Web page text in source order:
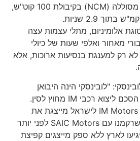
מאחור), הניזונים מסוללה (NCM) בקיבולת 100 קוט"ש,
אלומיניום, מתלי עצמות עצה
מאחור ואלפי שעות של כיולי
רק למענגת בנסיעות ארוכות, אלא
"לובינסקי הינה היבואן
הראשון בעולם שחותם הסכם ליצוא רכבי IM מחוץ לסין.
החתימה על ייבוא דגמי IM Motors לישראל מייצגת את
העצמת הקשר הייחודי שרקמנו עם SAIC Motors לפני יותר
לארץ ללא ספק מייצגים קפיצת